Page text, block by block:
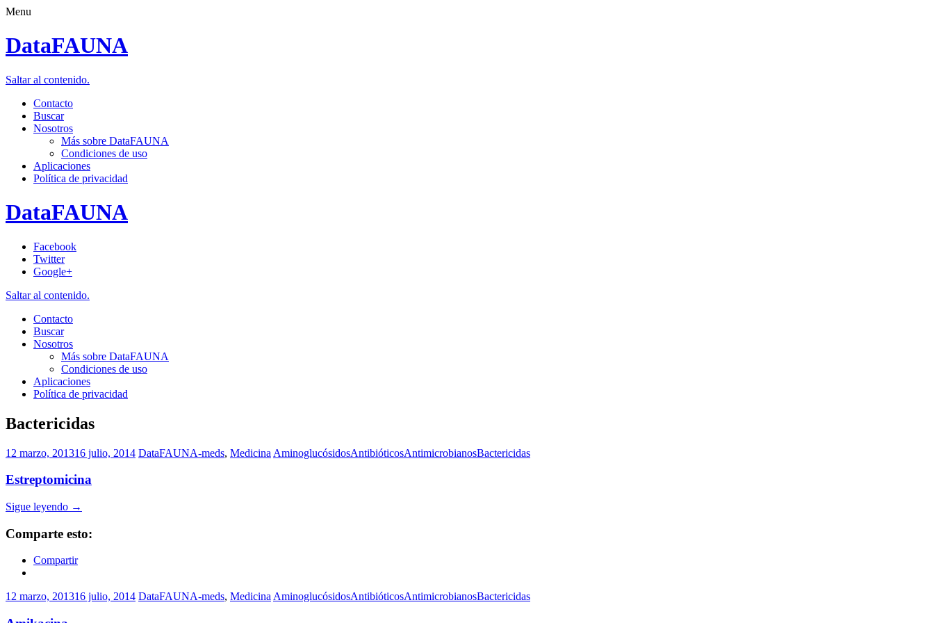
Menu
DataFAUNA
Saltar al contenido.
Contacto
Buscar
Nosotros
Más sobre DataFAUNA
Condiciones de uso
Aplicaciones
Política de privacidad
DataFAUNA
Facebook
Twitter
Google+
Saltar al contenido.
Contacto
Buscar
Nosotros
Más sobre DataFAUNA
Condiciones de uso
Aplicaciones
Política de privacidad
Bactericidas
12 marzo, 201316 julio, 2014 DataFAUNA-meds, Medicina AminoglucósidosAntibióticosAntimicrobianosBactericidas
Estreptomicina
Sigue leyendo →
Comparte esto:
Compartir
12 marzo, 201316 julio, 2014 DataFAUNA-meds, MedicinaAminoglucósidosAntibióticosAntimicrobianosBactericidas